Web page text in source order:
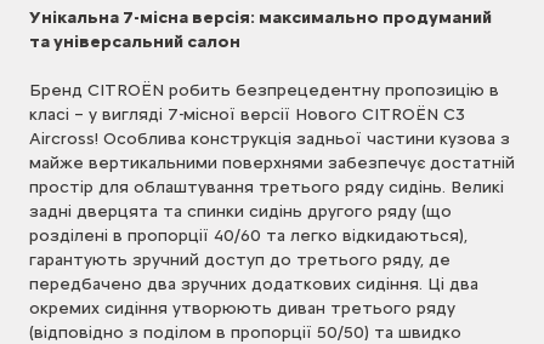
Унікальна 7-місна версія: максимально продуманий
та універсальний салон
Бренд CITROЁN робить безпрецедентну пропозицію в
класі – у вигляді 7-місної версії Нового CITROЁN C3
Aircross! Особлива конструкція задньої частини кузова з
майже вертикальними поверхнями забезпечує достатній
простір для облаштування третього ряду сидінь. Великі
задні дверцята та спинки сидінь другого ряду (що
розділені в пропорції 40/60 та легко відкидаються),
гарантують зручний доступ до третього ряду, де
передбачено два зручних додаткових сидіння. Ці два
окремих сидіння утворюють диван третього ряду
(відповідно з поділом в пропорції 50/50) та швидко